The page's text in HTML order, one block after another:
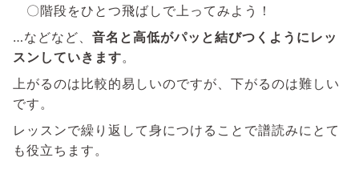
〇階段をひとつ飛ばしで上ってみよう！
…などなど、 音名と高低がパッと結びつくようにレッ
スンしていきます。
上がるのは比較的易しいのですが、下がるのは難しい
です。
レッスンで繰り返して身につけることで譜読みにとて
も役立ちます。